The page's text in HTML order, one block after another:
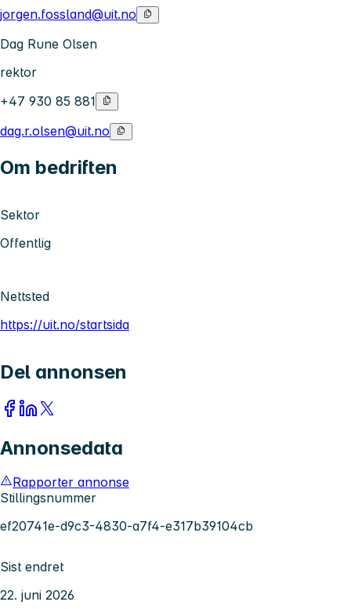
jorgen.fossland@uit.no
Dag Rune Olsen
rektor
+47 930 85 881
dag.r.olsen@uit.no
Om bedriften
Sektor
Offentlig
Nettsted
https://uit.no/startsida
Del annonsen
Annonsedata
Rapporter annonse
Stillingsnummer
ef20741e-d9c3-4830-a7f4-e317b39104cb
Sist endret
22. juni 2026